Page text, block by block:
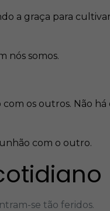
a graça para
nós somos.
os outros. Não há
com o outro.
se tão feridos.